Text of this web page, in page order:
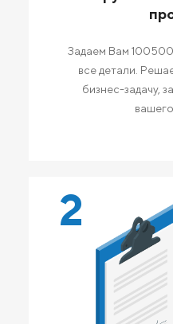
Задаем Вам
все детали.
бизнес-задачу,
2